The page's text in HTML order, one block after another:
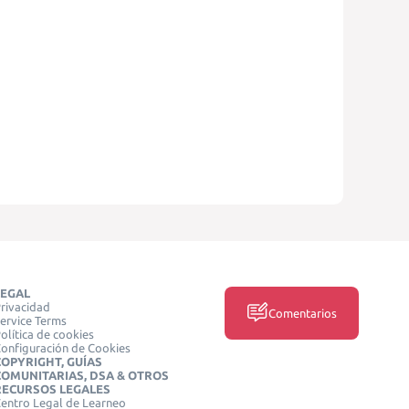
Terms
de cookies
de Cookies
GUÍAS
DSA & OTROS
LEGALES
Legal de Learneo
Comentarios